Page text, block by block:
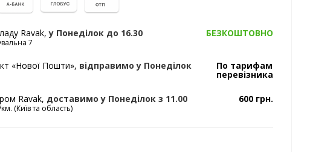
Ravak,у Понеділок до 16.30
7
БЕЗКОШТОВНО
«Нової Пошти», відправимоу Понеділок По тарифам
перевізника
Ravak, доставимоу Понеділок з 11.00
(Київ та область)
600 грн.